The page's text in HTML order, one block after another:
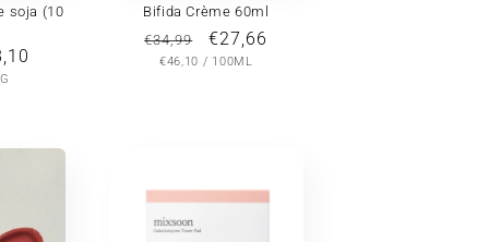
soja (10
Bifida Crème 60ml
Prix
habituel
€34,99
Prix
promotionnel
€27,66
PRIX
€46,10 / PAR
100ML